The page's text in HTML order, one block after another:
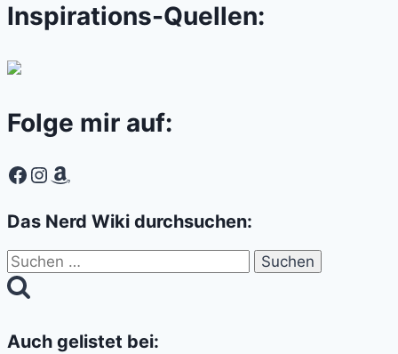
Inspirations-Quellen:
Folge mir auf:
Facebook
Instagram
Amazon
Das Nerd Wiki durchsuchen:
Suchen
nach:
Auch gelistet bei: